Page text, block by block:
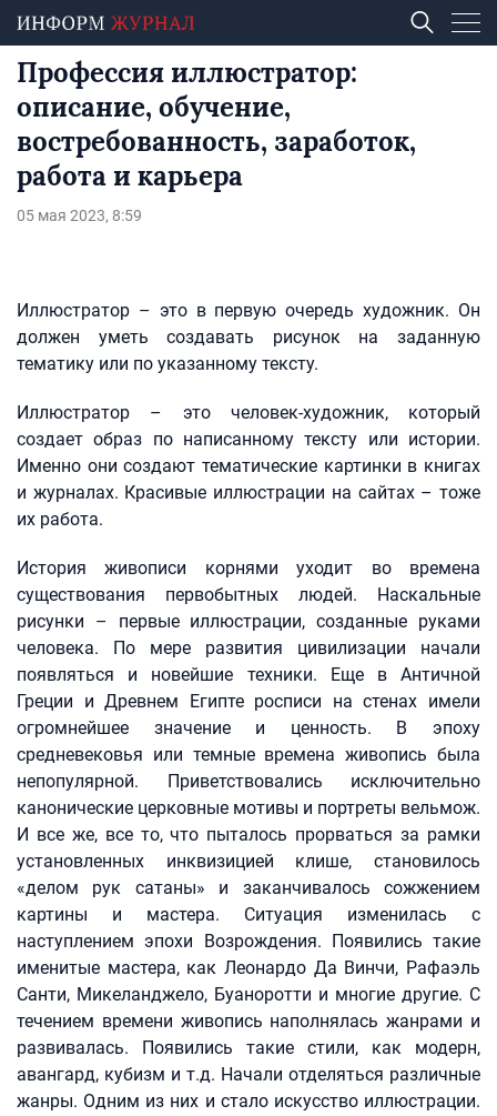
Профессия иллюстратор:
описание, обучение,
востребованность, заработок,
работа и карьера
05 мая 2023, 8:59
Иллюстратор – это в первую очередь художник. Он
должен уметь создавать рисунок на заданную
тематику или по указанному тексту.
Иллюстратор – это человек-художник, который
создает образ по написанному тексту или истории.
Именно они создают тематические картинки в книгах
и журналах. Красивые иллюстрации на сайтах – тоже
их работа.
История живописи корнями уходит во времена
существования первобытных людей. Наскальные
рисунки – первые иллюстрации, созданные руками
человека. По мере развития цивилизации начали
появляться и новейшие техники. Еще в Античной
Греции и Древнем Египте росписи на стенах имели
огромнейшее значение и ценность. В эпоху
средневековья или темные времена живопись была
непопулярной. Приветствовались исключительно
канонические церковные мотивы и портреты вельмож.
И все же, все то, что пыталось прорваться за рамки
установленных инквизицией клише, становилось
«делом рук сатаны» и заканчивалось сожжением
картины и мастера. Ситуация изменилась с
наступлением эпохи Возрождения. Появились такие
именитые мастера, как Леонардо Да Винчи, Рафаэль
Санти, Микеланджело, Буаноротти и многие другие. С
течением времени живопись наполнялась жанрами и
развивалась. Появились такие стили, как модерн,
авангард, кубизм и т.д. Начали отделяться различные
жанры. Одним из них и стало искусство иллюстрации.